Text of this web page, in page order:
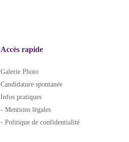
Accès rapide
Galerie Photo
Candidature spontanée
Infos pratiques
- Mentions légales
- Politique de confidentialité